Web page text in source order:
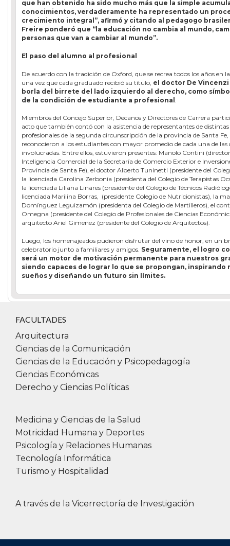
que han obtenido ha sido mucho más que la simple
conocimientos, verdaderamente ha representado un
crecimiento integral”, afirmó y citando al pedagogo
Freire ponderó que “la educación no cambia al mundo,
personas que van a cambiar al mundo”.
El paso del alumno al profesional
De acuerdo con la tradición de Oxford, que se recrea todos los años en
una vez que cada graduado recibió su título, el doctor De Vincenzi
borla del birrete del lado izquierdo al derecho, como
de la condición de estudiante a profesional
Miembros del Concejo Superior, Decanos y Directores de Carrera
acto que también contó con la asistencia de representantes de distintas
profesionales de la segunda circunscripción de la provincia de Santa Fe,
reconocieron a los estudiantes con mayor promedio de cada una de las
involucradas. Entre ellos, estuvieron presentes: Manolo Contini
Inteligencia Comercial de la Secretaría de Comercio Exterior e
Provincia de Santa Fe), el doctor Alberto Tuninetti (presidente del
la licenciada Carolina Zerbonia (presidenta del Colegio de Terapistas
la licenciada Liliana Linares (presidente del Colegio de Técnicos
licenciada Marilina Borras, (presidente Colegio de Nutricionistas), la
Domínguez Leguizamón (presidenta del Colegio de Martilleros), el
Omegna (presidente del Colegio de Profesionales de Ciencias
arquitecto Ariel Gimenez (presidente del Colegio de Arquitectos).
Luego, los homenajeados pudieron disfrutar del vino de honor, en un
celebratorio junto a familiares y amigos. Seguramente, el logro
será un motor de motivación permanente para nuestros
siendo capaces de lograr lo que se propongan, inspirando
sueños y diseñando un futuro sin límites.
FACULTADES
Arquitectura
Ciencias de la Comunicación
Ciencias de la Educación y Psicopedagogía
Ciencias Económicas
Derecho y Ciencias Políticas
Medicina y Ciencias de la Salud
Motricidad Humana y Deportes
Psicología y Relaciones Humanas
Tecnología Informática
Turismo y Hospitalidad
A través de la Vicerrectoría de Investigación